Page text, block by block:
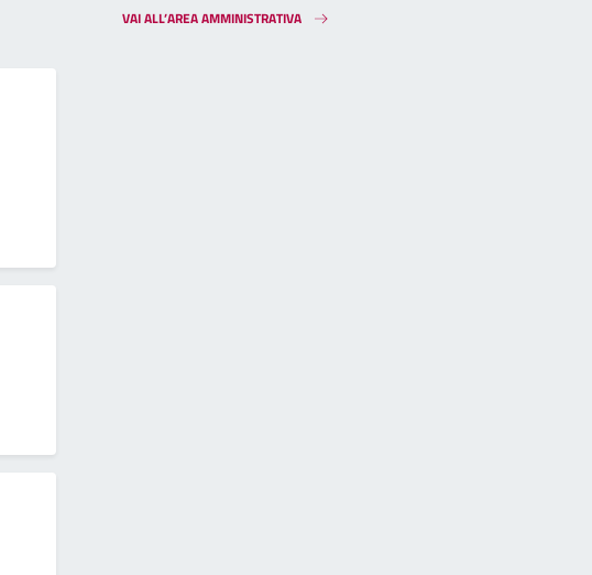
VAI ALL’AREA AMMINISTRATIVA